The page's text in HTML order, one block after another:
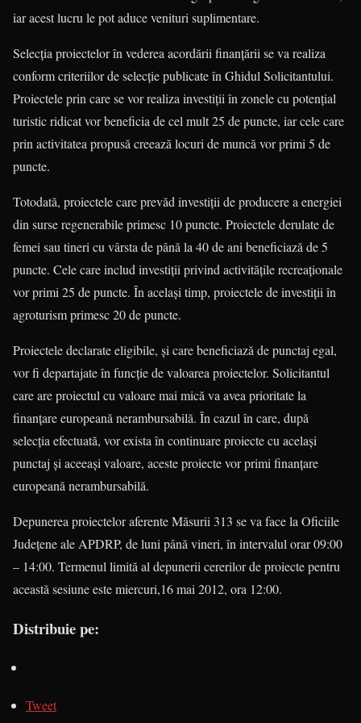
iar acest lucru le pot aduce venituri suplimentare.
Selecţia proiectelor în vederea acordării finanţării se va realiza
conform criteriilor de selecţie publicate în Ghidul Solicitantului.
Proiectele prin care se vor realiza investiţii în zonele cu potenţial
turistic ridicat vor beneficia de cel mult 25 de puncte, iar cele care
prin activitatea propusă creează locuri de muncă vor primi 5 de
puncte.
Totodată, proiectele care prevăd investiţii de producere a energiei
din surse regenerabile primesc 10 puncte. Proiectele derulate de
femei sau tineri cu vârsta de până la 40 de ani beneficiază de 5
puncte. Cele care includ investiţii privind activităţile recreaţionale
vor primi 25 de puncte. În acelaşi timp, proiectele de investiţii în
agroturism primesc 20 de puncte.
Proiectele declarate eligibile, şi care beneficiază de punctaj egal,
vor fi departajate în funcţie de valoarea proiectelor. Solicitantul
care are proiectul cu valoare mai mică va avea prioritate la
finanţare europeană nerambur­sabilă. În cazul în care, după
selecţia efectuată, vor exista în continuare proiecte cu acelaşi
punctaj şi aceeaşi valoare, aceste proiecte vor primi finanţare
europeană nerambursabilă.
Depunerea proiectelor aferente Măsurii 313 se va face la Oficiile
Judeţene ale APDRP, de luni până vineri, în intervalul orar 09:00
– 14:00. Termenul limită al depunerii cererilor de proiecte pentru
această sesiune este miercuri,16 mai 2012, ora 12:00.
Distribuie pe:
Tweet